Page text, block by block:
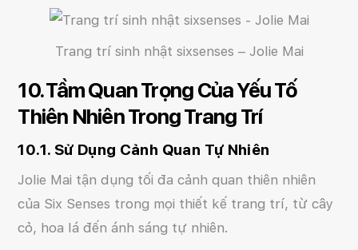
Trang trí sinh nhật sixsenses – Jolie Mai
10. Tầm Quan Trọng Của Yếu Tố
Thiên Nhiên Trong Trang Trí
10.1. Sử Dụng Cảnh Quan Tự Nhiên
Jolie Mai tận dụng tối đa cảnh quan thiên nhiên
của Six Senses trong mọi thiết kế trang trí, từ cây
cỏ, hoa lá đến ánh sáng tự nhiên.